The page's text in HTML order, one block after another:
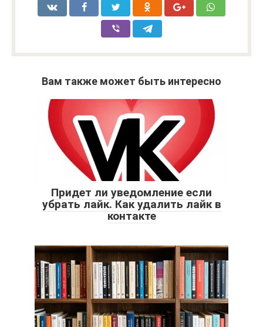
Вам также может быть интересно
Придет ли уведомление если
убрать лайк. Как удалить лайк в
контакте